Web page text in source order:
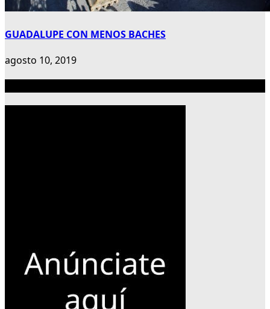
GUADALUPE CON MENOS BACHES
agosto 10, 2019